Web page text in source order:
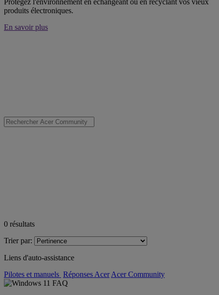
Protégez l'environnement en échangeant ou en recyclant vos vieux
produits électroniques.
En savoir plus
0 résultats
Trier par:
Liens d'auto-assistance
Pilotes et manuels Réponses Acer Acer Community